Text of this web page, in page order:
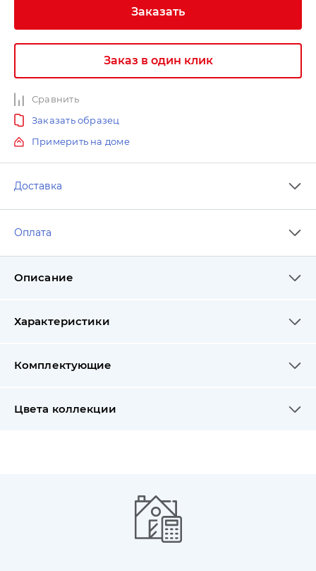
Заказать
Заказ в один клик
Сравнить
Заказать образец
Примерить на доме
Доставка
Оплата
Описание
Характеристики
Комплектующие
Цвета коллекции